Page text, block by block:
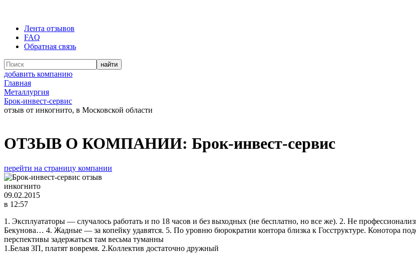
Лента отзывов
FAQ
Обратная связь
добавить компанию
Главная
Металлургия
Брок-инвест-сервис
отзыв от инкогнито, в Московской области
ОТЗЫВ О КОМПАНИИ: Брок-инвест-сервис
перейти на страницу компании
инкогнито
09.02.2015
в 12:57
1. Эксплуататоры — случалось работать и по 18 часов и без выходных (не бесплатно, но все же). 2. Не
Бекунова… 4. Жадные — за копейку удавятся. 5. По уровню бюрократии контора близка к Госструктуре. Конотора
перспективы задержаться там весьма туманны
1.Белая ЗП, платят вовремя. 2.Коллектив достаточно дружный